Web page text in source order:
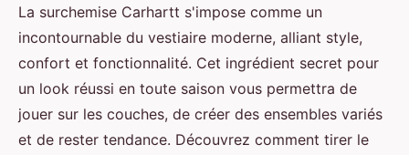
Surchemise carhartt : astuces
pour un look réussi en toute
saison
Joseph•22 janvier 2025 •5 min de lecture
La surchemise Carhartt s'impose comme un
incontournable du vestiaire moderne, alliant style,
confort et fonctionnalité. Cet ingrédient secret pour
un look réussi en toute saison vous permettra de
jouer sur les couches, de créer des ensembles variés
et de rester tendance. Découvrez comment tirer le